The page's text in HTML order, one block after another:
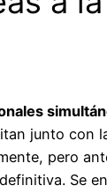
junto con
pero
Se